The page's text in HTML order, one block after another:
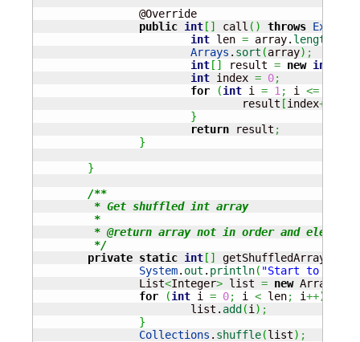
		@Override
public int [ ] call ( ) throws
int len = array. length
Arrays . sort (array) ;
int [ ] result = new int
int index = 0;
for
(int i = 1 ; i <=
				result
[index++
}
return result ;
}
}
/**
	 */
private static int [ ] getShuffledArray
System. out . println( "Start to
		List
<Integer> list = new ArrayList
for
(int i = 0; i < len; i++)
			list.
add (i ) ;
}
Collections . shuffle(list) ;